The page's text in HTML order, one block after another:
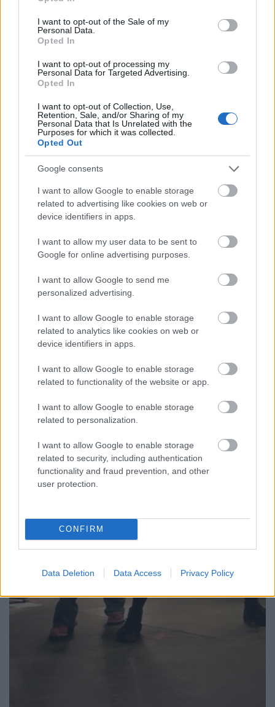
use your data for below specified purposes in below Google
consent section.
I want to opt-out of the Sale of my
Personal Data.
Opted In
I want to opt-out of processing my
Personal Data for Targeted Advertising.
Opted In
I want to opt-out of Collection, Use,
Retention, Sale, and/or Sharing of my
Personal Data that Is Unrelated with the
Purposes for which it was collected.
Opted Out
Google consents
I want to allow Google to enable storage
related to advertising like cookies on web or
device identifiers in apps.
I want to allow my user data to be sent to
Google for online advertising purposes.
I want to allow Google to send me
personalized advertising.
I want to allow Google to enable storage
related to analytics like cookies on web or
device identifiers in apps.
I want to allow Google to enable storage
related to functionality of the website or app.
I want to allow Google to enable storage
related to personalization.
I want to allow Google to enable storage
related to security, including authentication
functionality and fraud prevention, and other
user protection.
CONFIRM
Data Deletion Data Access Privacy Policy
Csak friss rózsák között érzi jól
magát Axl
2010. szeptember 09.